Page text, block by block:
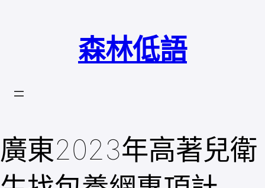
森林低語
廣東2023年高著兒衛